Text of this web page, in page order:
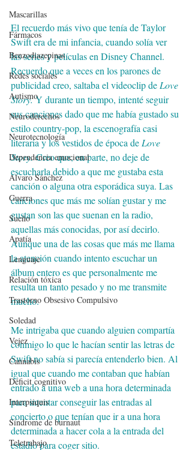
Mascarillas
Fármacos
Benzodiazepinas
Redes sociales
Autismo
Neuroderechos
Neurotecnología
Dependencia emocional
Alvaro Sánchez
Guerra
Sueño
Apatía
Lenguaje
Relación tóxica
Trastorno Obsesivo Compulsivo
Soledad
Vejez
Cannabis
Déficit cognitivo
Interpsiquis
Síndrome de burnaut
Teletrabajo
El recuerdo más vivo que tenía de Taylor
Swift era de mi infancia, cuando solía ver
las series y películas en Disney Channel.
Recuerdo que a veces en los parones de
publicidad creo, saltaba el videoclip de Love
Story. Y durante un tiempo, intenté seguir
sus canciones dado que me había gustado su
estilo country-pop, la escenografía casi
literaria y los vestidos de época de Love
Story. Creo que, en parte, no deje de
escucharla debido a que me gustaba esta
canción o alguna otra esporádica suya. Las
canciones que más me solían gustar y me
gustan son las que suenan en la radio,
aquellas más conocidas, por así decirlo.
Aunque una de las cosas que más me llama
la atención cuando intento escuchar un
álbum entero es que personalmente me
resulta un tanto pesado y no me transmite
mucho.
Me intrigaba que cuando alguien compartía
conmigo lo que le hacían sentir las letras de
Swift no sabía si parecía entenderlo bien. Al
igual que cuando me contaban que habían
entrado a una web a una hora determinada
para intentar conseguir las entradas al
concierto o que tenían que ir a una hora
determinada a hacer cola a la entrada del
estadio para coger sitio.